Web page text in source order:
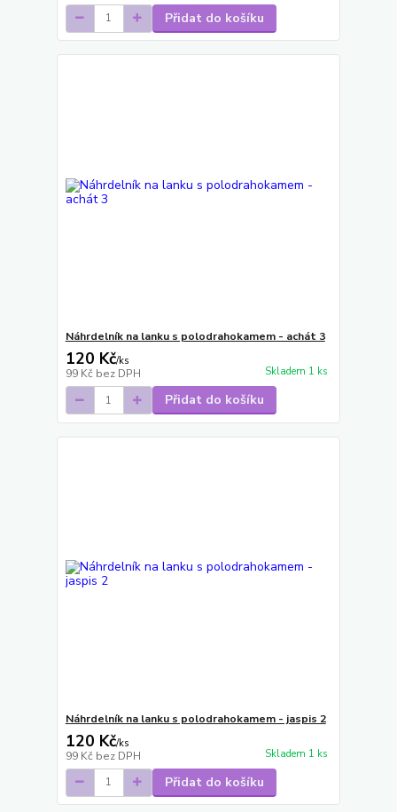
Přidat do košíku
Náhrdelník na lanku s polodrahokamem - achát 3
120 Kč/ks
99 Kč bez DPH Skladem 1 ks
Přidat do košíku
Náhrdelník na lanku s polodrahokamem - jaspis 2
120 Kč/ks
99 Kč bez DPH Skladem 1 ks
Přidat do košíku